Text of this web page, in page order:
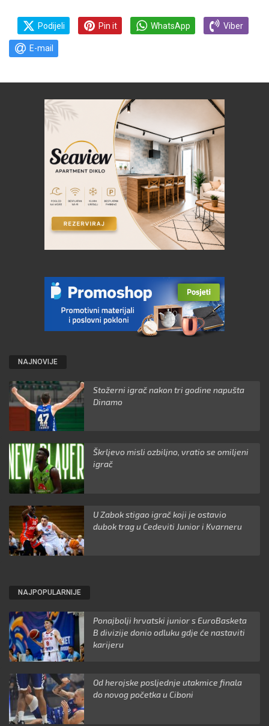
Podijeli Pin it WhatsApp Viber
E-mail
NAJNOVIJE
Stožerni igrač nakon tri godine napušta
Dinamo
Škrljevo misli ozbiljno, vratio se omiljeni
igrač
U Zabok stigao igrač koji je ostavio
dubok trag u Cedeviti Junior i Kvarneru
NAJPOPULARNIJE
Ponajbolji hrvatski junior s EuroBasketa
B divizije donio odluku gdje će nastaviti
karijeru
Od herojske posljednje utakmice finala
do novog početka u Ciboni